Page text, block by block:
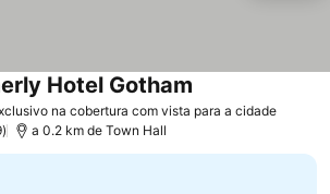
na cobertura com vista para a cidade
Hotel Gotham
a 0.2 km de Town Hall